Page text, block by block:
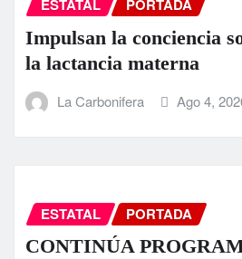
ESTATAL PORTADA
Impulsan la conciencia
la lactancia materna
La Carbonifera Ago 4,
ESTATAL PORTADA
CONTINÚA